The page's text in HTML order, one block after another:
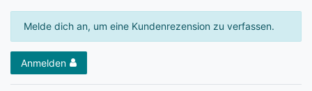
Melde dich an, um eine Kundenrezension zu verfassen.
Anmelden